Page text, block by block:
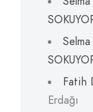
Fatih
Erdağı